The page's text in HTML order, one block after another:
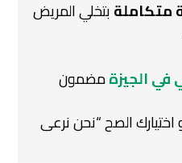
متكاملةبتخلي المريض
في الجيزةمضمون
الصح“نحن نرعى